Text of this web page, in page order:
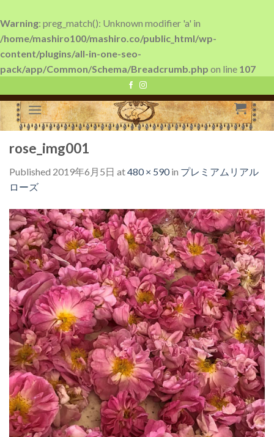
Warning: preg_match(): Unknown modifier 'a' in
/home/mashiro100/mashiro.co/public_html/wp-
content/plugins/all-in-one-seo-
pack/app/Common/Schema/Breadcrumb.php on line 107
to
content
rose_img001
Published 2019年6月5日 at480 × 590in プレミアムリアル
ローズ